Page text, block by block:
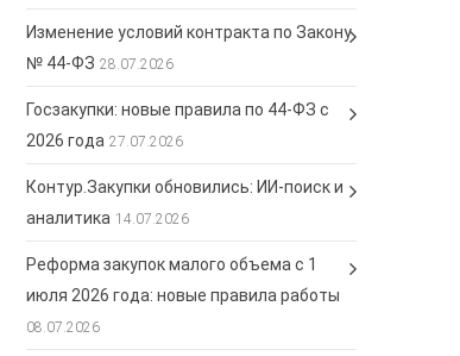
Изменение условий контракта по Закону
№ 44-ФЗ 28.07.2026
Госзакупки: новые правила по 44-ФЗ с
2026 года 27.07.2026
Контур.Закупки обновились: ИИ-поиск и
аналитика 14.07.2026
Реформа закупок малого объема с 1
июля 2026 года: новые правила работы
08.07.2026